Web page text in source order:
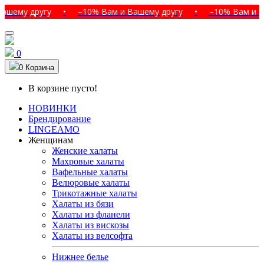
• –10% Вам и Вашему другу • –10% Вам и
0
0 Корзина
В корзине пусто!
НОВИНКИ
Брендирование
LINGEAMO
Женщинам
Женские халаты
Махровые халаты
Вафельные халаты
Велюровые халаты
Трикотажные халаты
Халаты из бязи
Халаты из фланели
Халаты из вискозы
Халаты из велсофта
Нижнее белье